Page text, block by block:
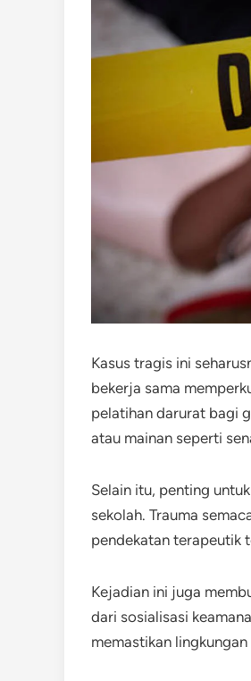
Kasus tragis ini
bekerja sama
pelatihan darurat bagi
atau mainan seperti
Selain itu, penting
sekolah. Trauma
pendekatan terapeutik
Kejadian ini juga
dari sosialisasi
memastikan